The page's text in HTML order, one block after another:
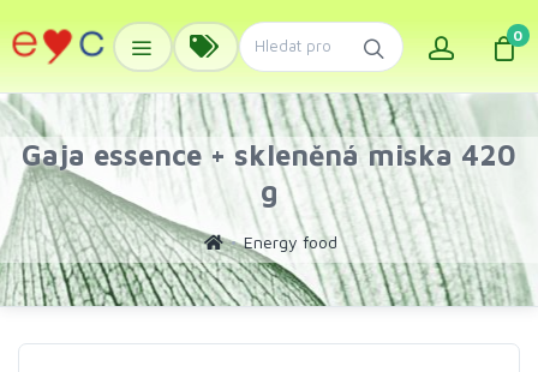
0
Gaja essence + skleněná miska 420
g
Energy food